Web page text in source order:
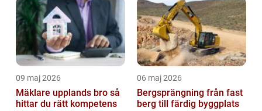
09 maj 2026
Mäklare upplands bro så
hittar du rätt kompetens
06 maj 2026
Bergsprängning från fast
berg till färdig byggplats